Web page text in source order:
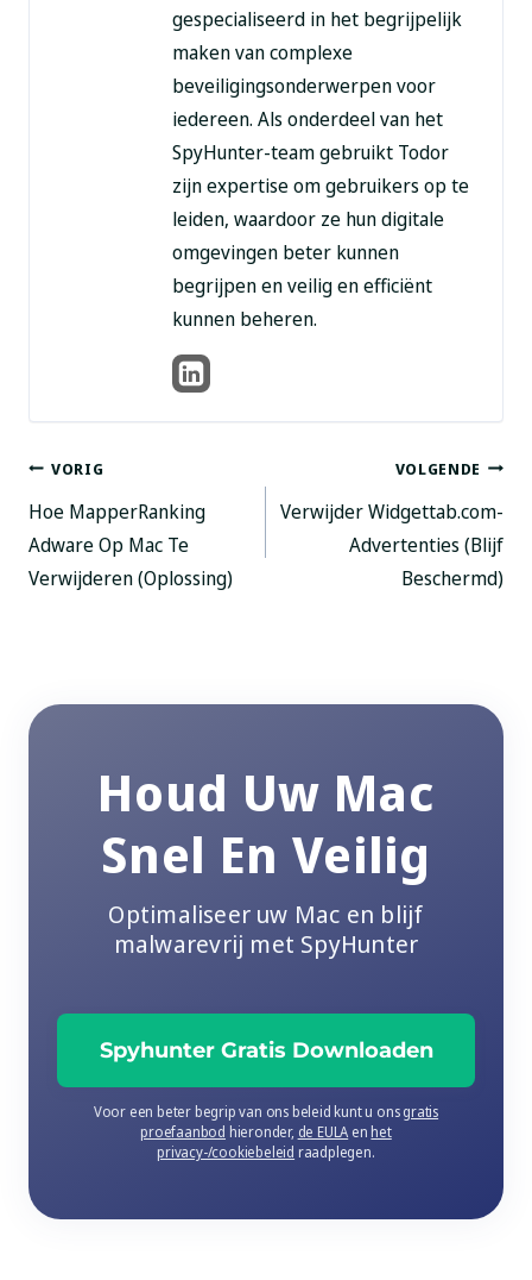
gespecialiseerd in het begrijpelijk
maken van complexe
beveiligingsonderwerpen voor
iedereen. Als onderdeel van het
SpyHunter-team gebruikt Todor
zijn expertise om gebruikers op te
leiden, waardoor ze hun digitale
omgevingen beter kunnen
begrijpen en veilig en efficiënt
kunnen beheren.
Berichtnavigatie
VORIG
Hoe MapperRanking
Adware Op Mac Te
Verwijderen (Oplossing)
VOLGENDE
Verwijder Widgettab.com-
Advertenties (Blijf
Beschermd)
Houd Uw Mac
Snel En Veilig
Optimaliseer uw Mac en blijf
malwarevrij met SpyHunter
Spyhunter Gratis Downloaden
Voor een beter begrip van ons beleid kunt u onsgratis
proefaanbod hieronder, de EULA en het
privacy-/cookiebeleid raadplegen.